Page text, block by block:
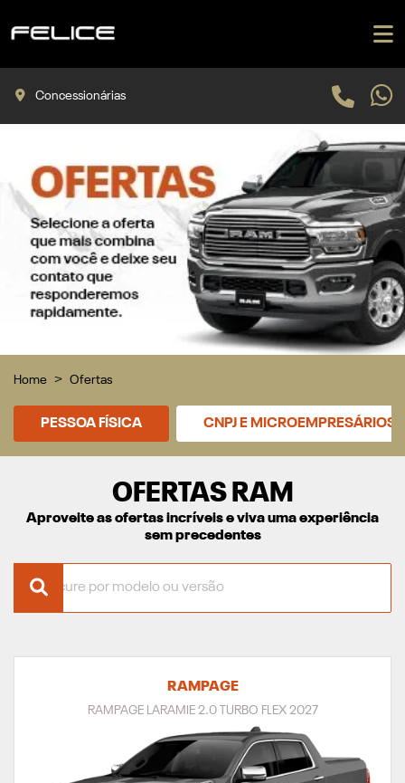
Concessionárias
Home Ofertas
PESSOA FÍSICA CNPJ E MICROEMPRESÁRIOS
OFERTAS RAM
Aproveite as ofertas incríveis e viva uma experiência
sem precedentes
RAMPAGE
RAMPAGE LARAMIE 2.0 TURBO FLEX 2027